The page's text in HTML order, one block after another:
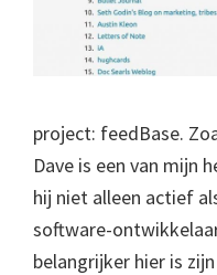
project: feedBase.
Dave is een van mijn
hij niet alleen actief
software-
belangrijker hier is